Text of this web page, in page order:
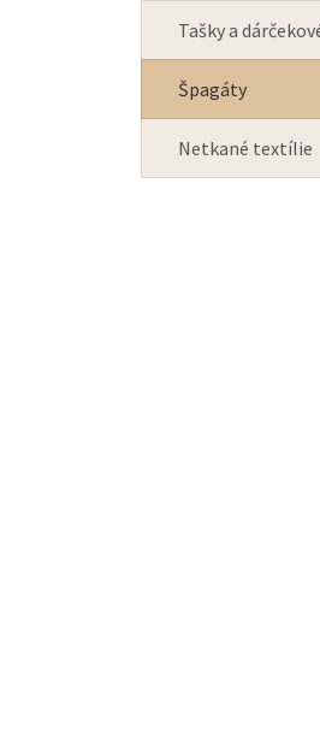
Tašky a
Špagáty
Netkané textílie